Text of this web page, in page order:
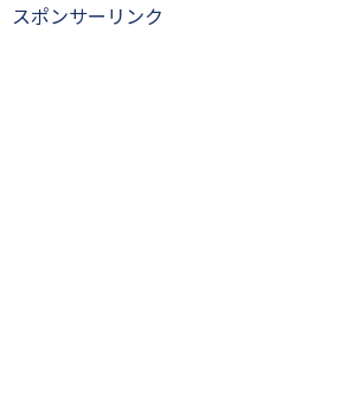
スポンサーリンク